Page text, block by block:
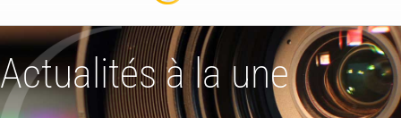
Actualités à la une